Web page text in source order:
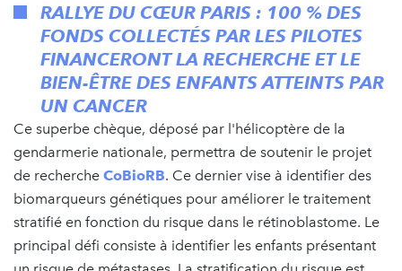
RALLYE DU CŒUR PARIS : 100 % DES
FONDS COLLECTÉS PAR LES PILOTES
FINANCERONT LA RECHERCHE ET LE
BIEN-ÊTRE DES ENFANTS ATTEINTS PAR
UN CANCER
Ce superbe chèque, déposé par l'hélicoptère de la
gendarmerie nationale, permettra de soutenir le projet
de recherche CoBioRB. Ce dernier vise à identifier des
biomarqueurs génétiques pour améliorer le traitement
stratifié en fonction du risque dans le rétinoblastome. Le
principal défi consiste à identifier les enfants présentant